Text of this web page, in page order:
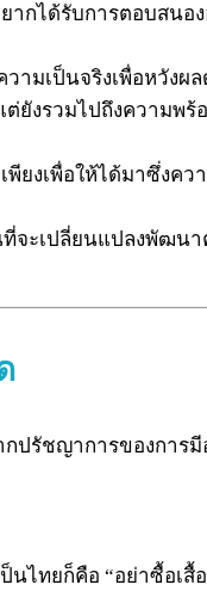
กได้รับการตอบสน
ามเป็นจริงเพื่อหวังผ
งรวมไปถึงความพร้
งเพื่อให้ได้มาซึ่งคว
ที่จะเปลี่ยนแปลงพัฒ
ปรัชญาการของการ
ป็นไทยก็คือ “อย่าซื้